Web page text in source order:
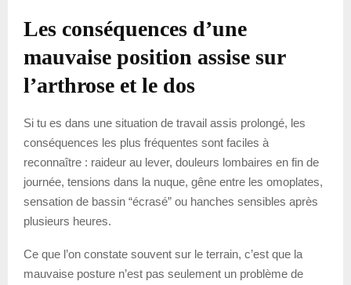
Les conséquences d’une
mauvaise position assise sur
l’arthrose et le dos
Si tu es dans une situation de travail assis prolongé, les
conséquences les plus fréquentes sont faciles à
reconnaître : raideur au lever, douleurs lombaires en fin de
journée, tensions dans la nuque, gêne entre les omoplates,
sensation de bassin “écrasé” ou hanches sensibles après
plusieurs heures.
Ce que l’on constate souvent sur le terrain, c’est que la
mauvaise posture n’est pas seulement un problème de